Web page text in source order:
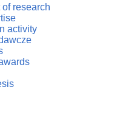
research
activity